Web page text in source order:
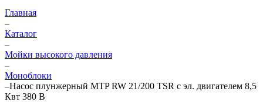
Главная
–
Каталог
–
Мойки высокого давления
–
Моноблоки
–Насос плунжерный MTP RW 21/200 TSR с эл. двигателем 8,5
Квт 380 В